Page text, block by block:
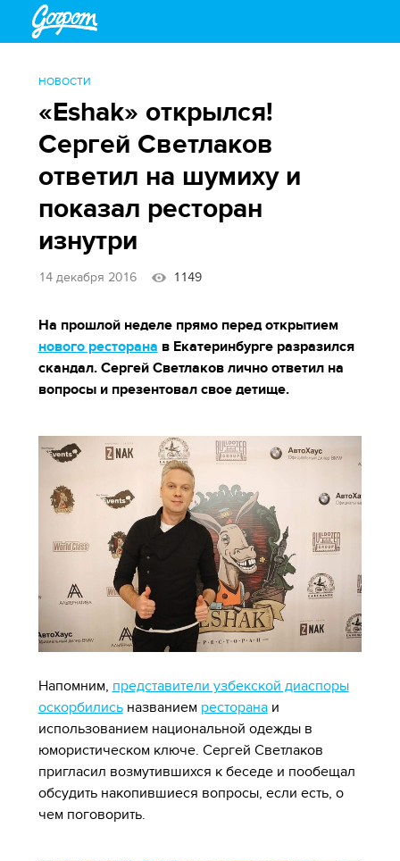
НОВОСТИ
«Eshak» открылся!
Сергей Светлаков
ответил на шумиху и
показал ресторан
изнутри
14 декабря 2016 1149
На прошлой неделе прямо перед открытием
нового ресторана в Екатеринбурге разразился
скандал. Сергей Светлаков лично ответил на
вопросы и презентовал свое детище.
Напомним, представители узбекской диаспоры
оскорбились названием ресторанаи
использованием национальной одежды в
юмористическом ключе. Сергей Светлаков
пригласил возмутившихся к беседе и пообещал
обсудить накопившиеся вопросы, если есть, о
чем поговорить.